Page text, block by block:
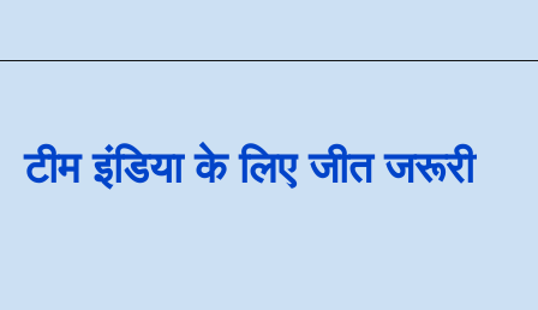
टीम इंडिया के लिए जीत जरूरी